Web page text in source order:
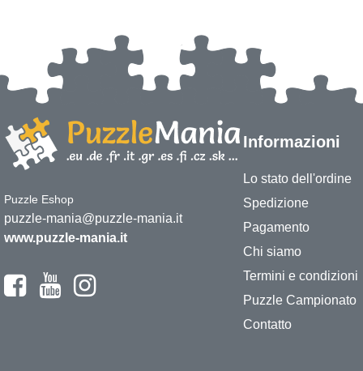
Puzzle Eshop
puzzle-mania@puzzle-mania.it
www.puzzle-mania.it
Informazioni
Lo stato dell'ordine
Spedizione
Pagamento
Chi siamo
Termini e condizioni
Puzzle Campionato
Contatto